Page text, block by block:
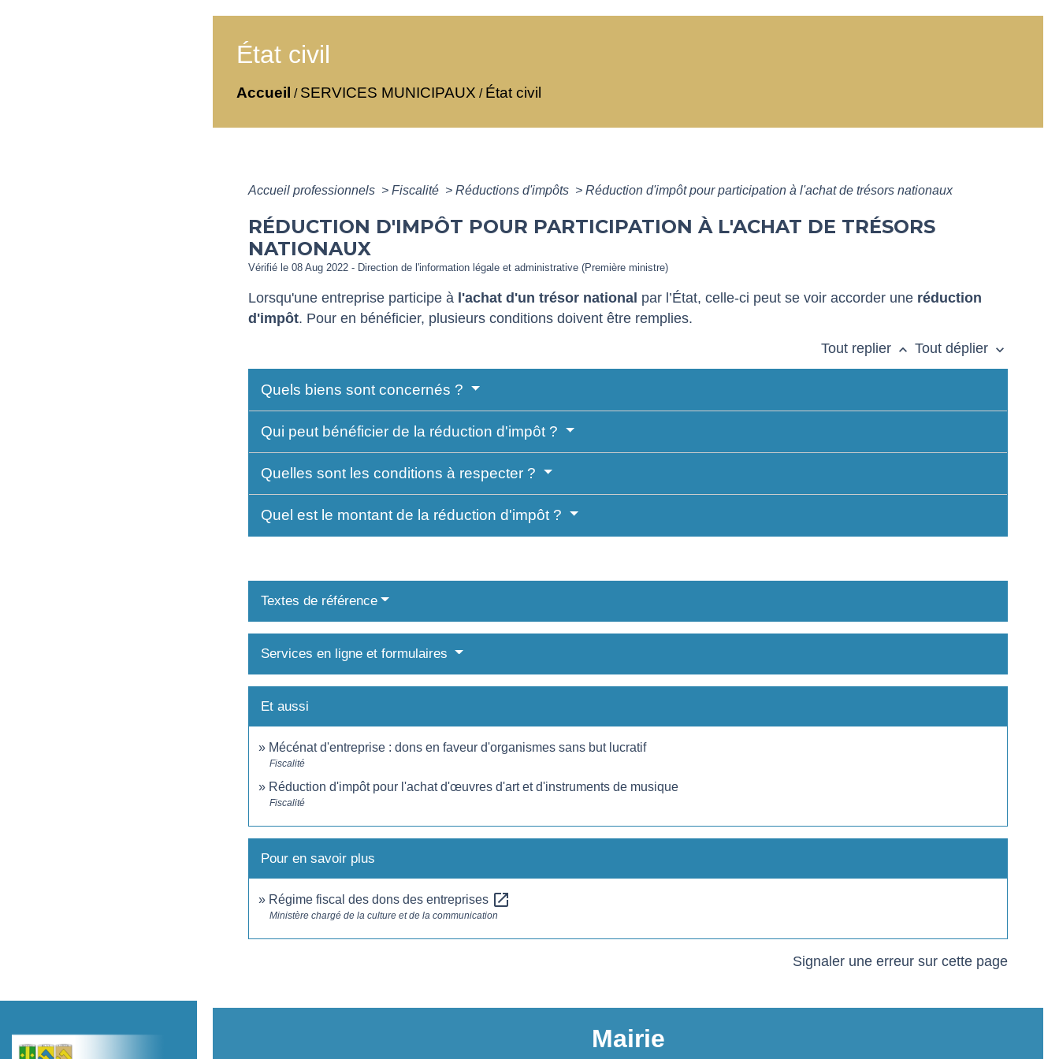
État civil
Accueil / SERVICES MUNICIPAUX / État civil
Accueil professionnels > Fiscalité > Réductions d'impôts > Réduction d'impôt pour participation à l'achat de trésors nationaux
RÉDUCTION D'IMPÔT POUR PARTICIPATION À L'ACHAT DE TRÉSORS
NATIONAUX
Vérifié le 08 Aug 2022 - Direction de l'information légale et administrative (Première ministre)
Lorsqu'une entreprise participe à l'achat d'un trésor national par l’État, celle-ci peut se voir accorder une réduction
d'impôt. Pour en bénéficier, plusieurs conditions doivent être remplies.
Tout replier keyboard_arrow_up Tout déplier keyboard_arrow_down
Quels biens sont concernés ?
Qui peut bénéficier de la réduction d'impôt ?
Quelles sont les conditions à respecter ?
Quel est le montant de la réduction d'impôt ?
Textes de référence
Services en ligne et formulaires
Et aussi
Mécénat d'entreprise : dons en faveur d'organismes sans but lucratif
Fiscalité
Réduction d'impôt pour l'achat d'œuvres d'art et d'instruments de musique
Fiscalité
Pour en savoir plus
Régime fiscal des dons des entreprises open_in_new
Ministère chargé de la culture et de la communication
Signaler une erreur sur cette page
Mairie